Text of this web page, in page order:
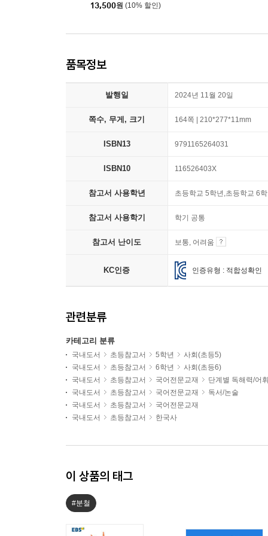
13,500원 (10% 할인)
품목정보
발행일 2024년 11월 20일
쪽수, 무게, 크기 164쪽 | 210*277*11mm
ISBN13 9791165264031
ISBN10 116526403X
참고서 사용학년 초등학교 5학년,초등학교 6
참고서 사용학기 학기 공통
참고서 난이도 보통, 어려움
KC인증 인증유형 : 적합성확인
관련분류
카테고리 분류
국내도서 초등참고서 5학년
사회(초등5)
국내도서
초등참고서 6학년
사회(초등6)
국내도서
초등참고서 국어전문교재
단계별 독해력/어
국내도서
초등참고서 국어전문교재
독서/논술
국내도서
초등참고서
국어전문교재
국내도서
초등참고서 한국사
이 상품의 태그
#분철